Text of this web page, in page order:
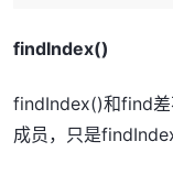
findIndex()
findIndex()和find差
成员，只是